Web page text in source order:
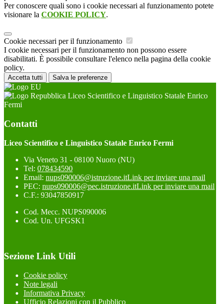
Per conoscere quali sono i cookie necessari al funzionamento potete
visionare la COOKIE POLICY.
Cookie necessari per il funzionamento
I cookie necessari per il funzionamento non possono essere
disabilitati. È possibile consultare l'elenco nella pagina della cookie
policy.
Accetta tutti Salva le preferenze
Liceo Scientifico e Linguistico Statale Enrico
Fermi
Contatti
Liceo Scientifico e Linguistico Statale Enrico Fermi
Via Veneto 31 - 08100 Nuoro (NU)
Tel: 078434590
Email: nups090006@istruzione.itLink per inviare una mail
PEC: nups090006@pec.istruzione.itLink per inviare una mail
C.F.: 93047850917
Cod. Mecc. NUPS090006
Cod. Un. UFGSK1
Sezione Link Utili
Cookie policy
Note legali
Informativa Privacy
Ufficio Relazioni con il Pubblico